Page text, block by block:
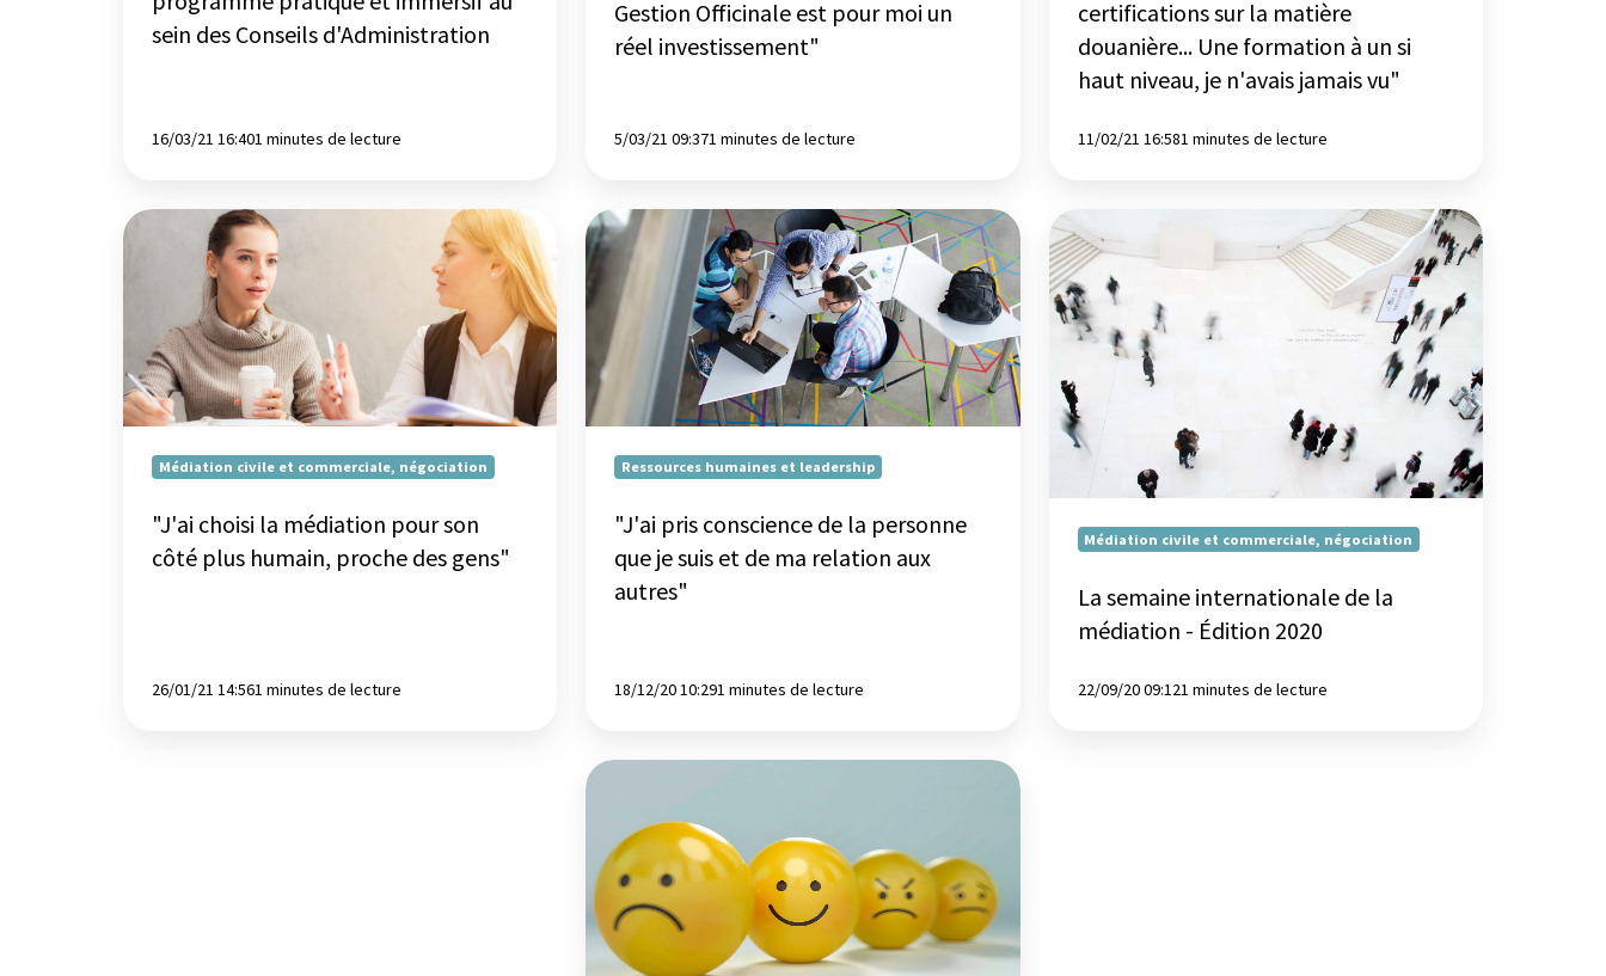
Conseils
d'Administration
sein des Conseils d'Administration
16/03/21 16:401 minutes de lecture
Gestion Officinale est pour moi un
réel investissement"
5/03/21 09:371 minutes de lecture
niveau,
n'avais
certifications sur la matière
douanière... Une formation à un si
haut niveau, je n'avais jamais vu"
11/02/21 16:581 minutes de lecture
"J'ai
médiation
pour
son
côté
plus
humain,
proche
gens"
Médiation civile et commerciale, négociation
"J'ai choisi la médiation pour son
côté plus humain, proche des gens"
26/01/21 14:561 minutes de lecture
"J'ai
pris
conscience
de
personne
que
je
suis
relation
Ressources humaines et leadership
"J'ai pris conscience de la personne
que je suis et de ma relation aux
autres"
18/12/20 10:291 minutes de lecture
La
semaine
internationale
de
médiation
Édition
2020
Médiation civile et commerciale, négociation
La semaine internationale de la
médiation - Édition 2020
22/09/20 09:121 minutes de lecture
L’Intelligence
favorise-
t-
elle
notre
performance